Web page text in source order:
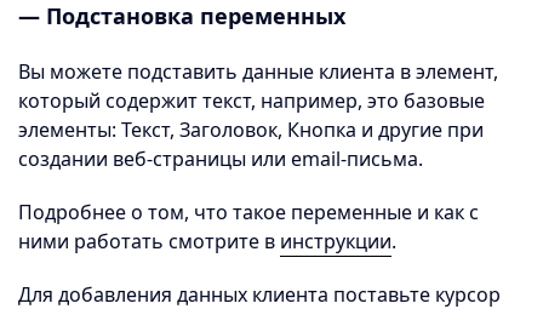
— Подстановка переменных
Вы можете подставить данные клиента в элемент,
который содержит текст, например, это базовые
элементы: Текст, Заголовок, Кнопка и другие при
создании веб-страницы или email-письма.
Подробнее о том, что такое переменные и как с
ними работать смотрите в инструкции.
Для добавления данных клиента поставьте курсор